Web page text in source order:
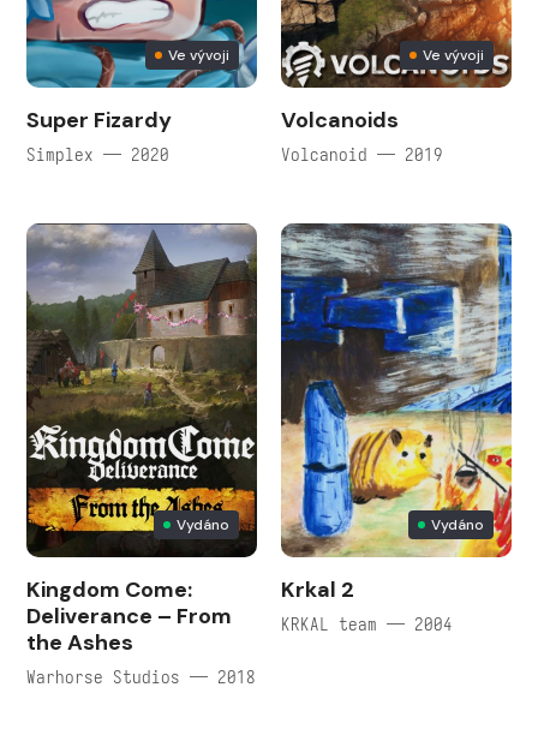
Ve vývoji
Super Fizardy
Simplex — 2020
Ve vývoji
Volcanoids
Volcanoid — 2019
Vydáno
Kingdom Come:
Deliverance – From
the Ashes
Warhorse Studios — 2018
Vydáno
Krkal 2
KRKAL team — 2004